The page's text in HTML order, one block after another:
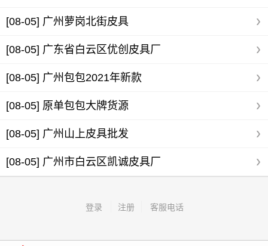
[08-05] 广州萝岗北街皮具
[08-05] 广东省白云区优创皮具厂
[08-05] 广州包包2021年新款
[08-05] 原单包包大牌货源
[08-05] 广州山上皮具批发
[08-05] 广州市白云区凯诚皮具厂
登录 注册 客服电话